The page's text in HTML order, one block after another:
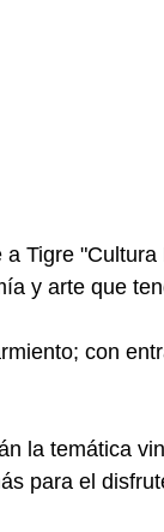
Tigre "Cultura
y arte que
con
la temática
para el